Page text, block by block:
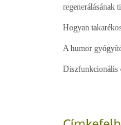
regenerálásának
Hogyan
A humor
Diszfunkcionális